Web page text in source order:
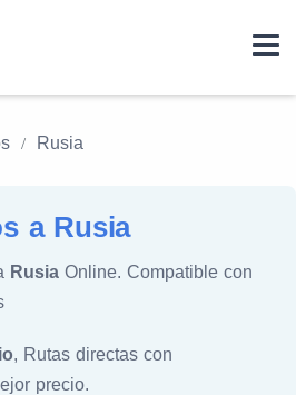
Rusia
a Rusia
Rusia Online. Compatible con
, Rutas directas con
precio.